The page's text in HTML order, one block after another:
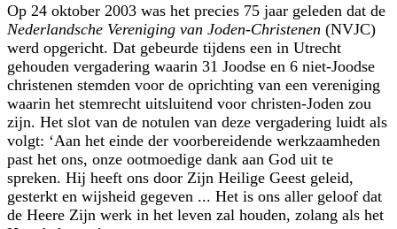
Op 24 oktober 2003 was het precies 75 jaar geleden dat de
Nederlandsche Vereniging van Joden-Christenen (NVJC)
werd opgericht. Dat gebeurde tijdens een in Utrecht
gehouden vergadering waarin 31 Joodse en 6 niet-Joodse
christenen stemden voor de oprichting van een vereniging
waarin het stemrecht uitsluitend voor christen-Joden zou
zijn. Het slot van de notulen van deze vergadering luidt als
volgt: ‘Aan het einde der voorbereidende werkzaamheden
past het ons, onze ootmoedige dank aan God uit te
spreken. Hij heeft ons door Zijn Heilige Geest geleid,
gesterkt en wijsheid gegeven ... Het is ons aller geloof dat
de Heere Zijn werk in het leven zal houden, zolang als het